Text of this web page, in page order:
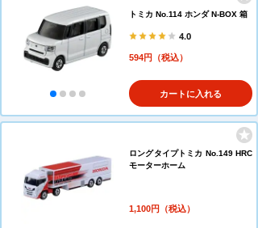
トミカ No.114 ホンダ N-BOX 箱
4.0
594円（税込）
カートに入れる
ロングタイプトミカ No.149 HRC
モーターホーム
1,100円（税込）